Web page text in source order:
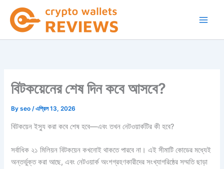
content
বিটকয়েনের শেষ দিন কবে আসবে?
Byseo/এপ্রিল 13, 2026
বিটকয়েন ইস্যু করা কবে শেষ হবে—এবং তখন নেটওয়ার্কটির কী হবে?
সর্বাধিক ২১ মিলিয়ন বিটকয়েন কখনোই থাকতে পারবে না। এই সীমাটি কোডের মধ্যেই
অন্তর্ভুক্ত করা আছে, এবং নেটওয়ার্ক অংশগ্রহণকারীদের সংখ্যাগরিষ্ঠের সম্মতি ছাড়া